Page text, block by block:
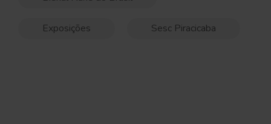
Exposições Sesc Piracicaba